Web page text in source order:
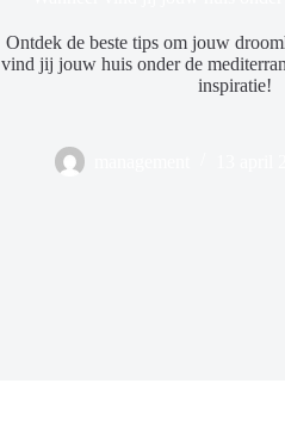
Ontdek de beste tips om jouw
vind jij jouw huis onder de
inspiratie!